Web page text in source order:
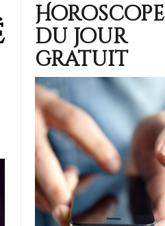
Horoscope
du jour
gratuit